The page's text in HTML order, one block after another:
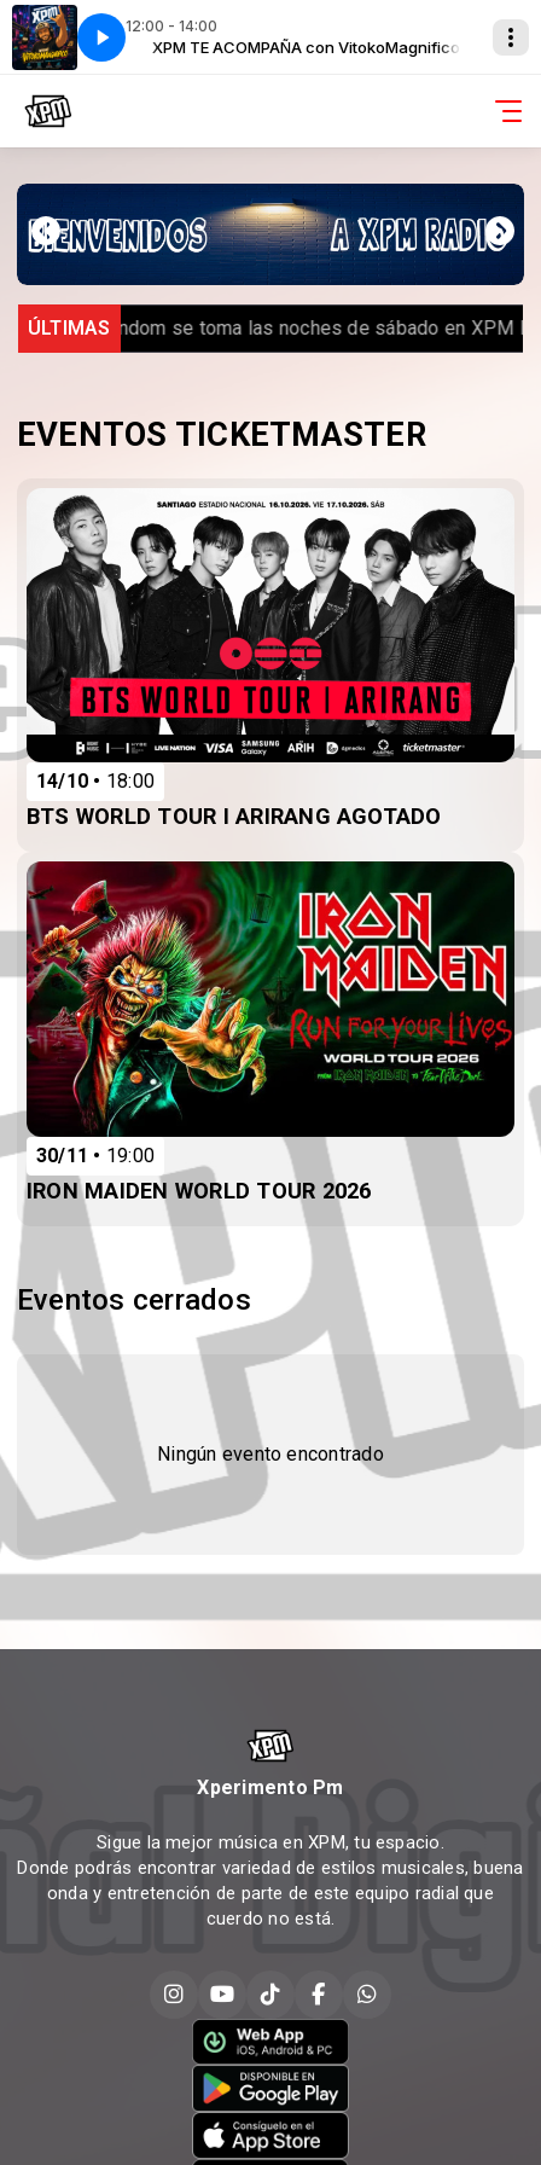
12:00 - 14:00
XPM TE ACOMPAÑA con VitokoMagnifico
ÚLTIMAS
Royal Random se toma las noches de sábado en XPM
EVENTOS TICKETMASTER
14/10 18:00
BTS WORLD TOUR I ARIRANG AGOTADO
30/11 19:00
IRON MAIDEN WORLD TOUR 2026
Eventos cerrados
Ningún evento encontrado
Xperimento Pm
Sigue la mejor música en XPM, tu espacio.
Donde podrás encontrar variedad de estilos musicales, buena
onda y entretención de parte de este equipo radial que
cuerdo no está.